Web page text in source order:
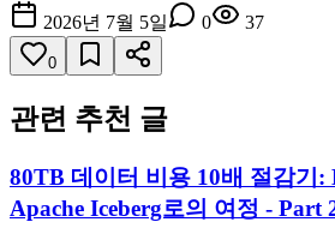
2026년 7월 5일
0 37
0
관련 추천 글
80TB 데이터 비용 10배 절감기:
Apache Iceberg로의 여정 - Part